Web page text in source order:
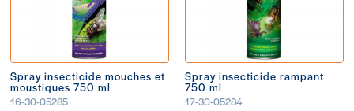
Spray insecticide mouches et
moustiques 750 ml
16-30-05285
Spray insecticide rampant
750 ml
17-30-05284